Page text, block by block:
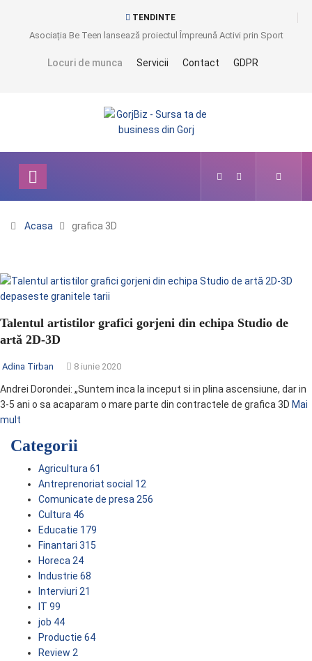
TENDINTE
Asociația Be Teen lansează proiectul Împreună Activi prin Sport
Locuri de munca Servicii Contact GDPR
Acasa grafica 3D
Talentul artistilor grafici gorjeni din echipa Studio de
artă 2D-3D
Adina Tirban 8 iunie 2020
Andrei Dorondei: „Suntem inca la inceput si in plina ascensiune, dar in
3-5 ani o sa acaparam o mare parte din contractele de grafica 3D Mai
mult
Categorii
Agricultura 61
Antreprenoriat social 12
Comunicate de presa 256
Cultura 46
Educatie 179
Finantari 315
Horeca 24
Industrie 68
Interviuri 21
IT 99
job 44
Productie 64
Review 2